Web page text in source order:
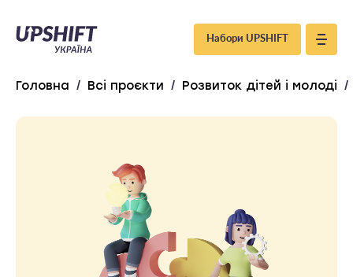
Upshift
–
Україна
Набори UPSHIFT
Головна / Всі проєкти / Розвиток дітей і молоді /